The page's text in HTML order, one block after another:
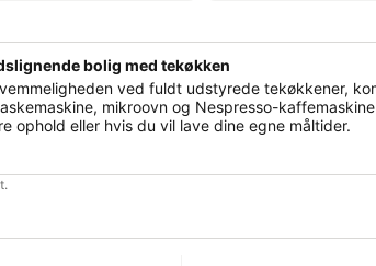
bolig med tekøkken
ved fuldt udstyrede tekøkkener,
mikroovn og Nespresso-
ophold eller hvis du vil lave dine egne måltider.